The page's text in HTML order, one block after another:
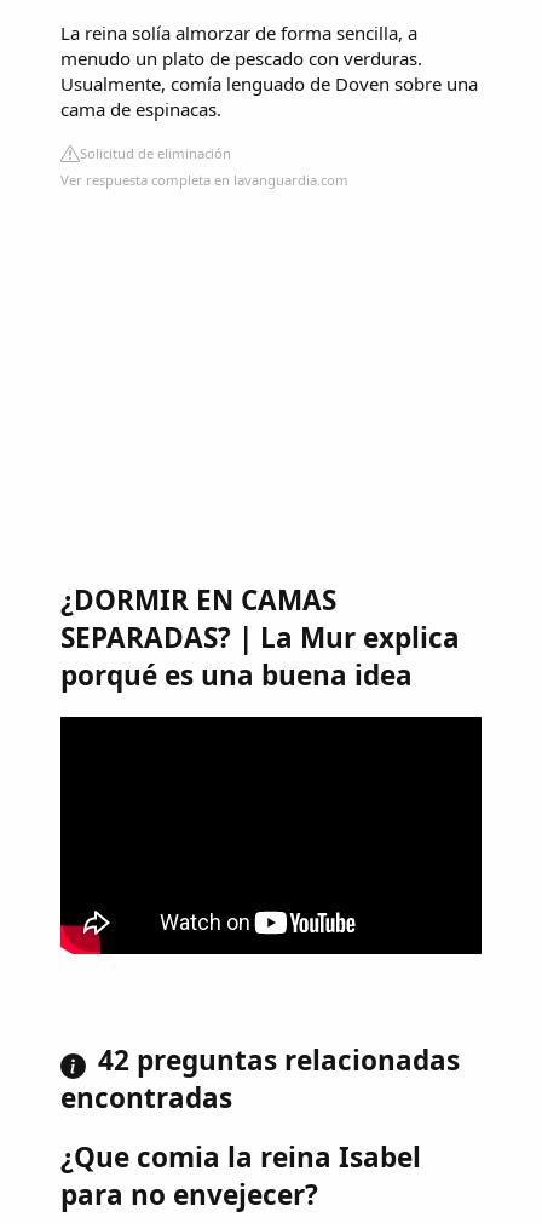
La reina solía almorzar de forma sencilla, a
menudo un plato de pescado con verduras.
Usualmente, comía lenguado de Doven sobre una
cama de espinacas.
Solicitud de eliminación
Ver respuesta completa en lavanguardia.com
¿DORMIR EN CAMAS
SEPARADAS? | La Mur explica
porqué es una buena idea
42 preguntas relacionadas
encontradas
¿Que comia la reina Isabel
para no envejecer?